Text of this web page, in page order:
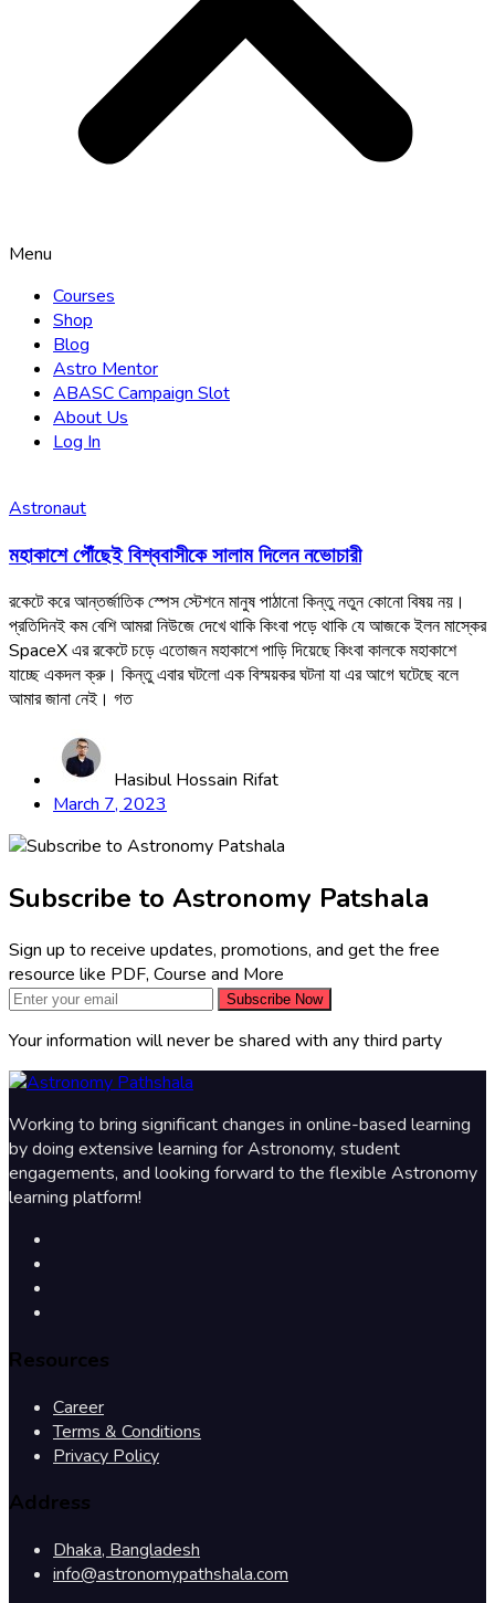
Menu
Courses
Shop
Blog
Astro Mentor
ABASC Campaign Slot
About Us
Log In
Astronaut
মহাকাশে পৌঁছেই বিশ্ববাসীকে সালাম দিলেন নভোচারী
রকেটে করে আন্তর্জাতিক স্পেস স্টেশনে মানুষ পাঠানো কিন্তু নতুন কোনো বিষয় নয়।
প্রতিদিনই কম বেশি আমরা নিউজে দেখে থাকি কিংবা পড়ে থাকি যে আজকে ইলন মাস্কের
SpaceX এর রকেটে চড়ে এতোজন মহাকাশে পাড়ি দিয়েছে কিংবা কালকে মহাকাশে
যাচ্ছে একদল ক্রু। কিন্তু এবার ঘটলো এক বিস্ময়কর ঘটনা যা এর আগে ঘটেছে বলে
আমার জানা নেই। গত
Hasibul Hossain Rifat
March 7, 2023
Subscribe to Astronomy Patshala
Sign up to receive updates, promotions, and get the free
resource like PDF, Course and More
Subscribe Now
Your information will never be shared with any third party
Working to bring significant changes in online-based learning
by doing extensive learning for Astronomy, student
engagements, and looking forward to the flexible Astronomy
learning platform!
Resources
Career
Terms & Conditions
Privacy Policy
Address
Dhaka, Bangladesh
info@astronomypathshala.com